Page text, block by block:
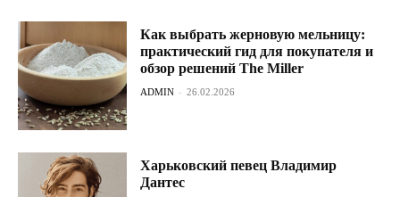
Как выбрать жерновую мельницу:
практический гид для покупателя и
обзор решений The Miller
ADMIN - 26.02.2026
Харьковский певец Владимир
Дантес